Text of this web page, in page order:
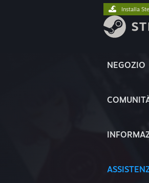
NEGOZIO
Installa